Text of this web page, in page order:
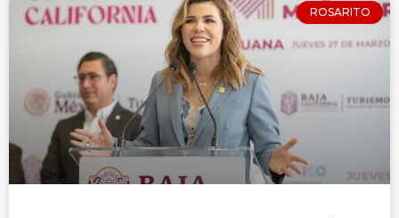
ROSARITO